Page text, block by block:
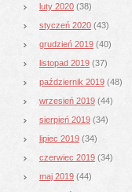
luty 2020 (38)
styczeń 2020 (43)
grudzień 2019 (40)
listopad 2019 (37)
październik 2019 (48)
wrzesień 2019 (44)
sierpień 2019 (34)
lipiec 2019 (34)
czerwiec 2019 (34)
maj 2019 (44)